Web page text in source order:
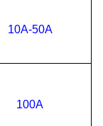
10A-50A
100A